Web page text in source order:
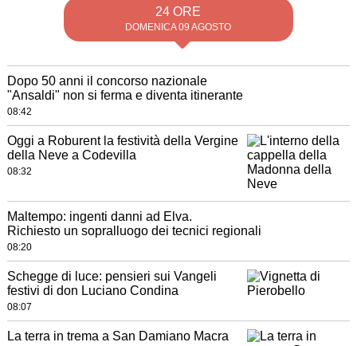
24 ORE
DOMENICA 09 AGOSTO
Dopo 50 anni il concorso nazionale
"Ansaldi" non si ferma e diventa itinerante
08:42
Oggi a Roburent la festività della Vergine
della Neve a Codevilla
08:32
Maltempo: ingenti danni ad Elva.
Richiesto un sopralluogo dei tecnici regionali
08:20
Schegge di luce: pensieri sui Vangeli
festivi di don Luciano Condina
08:07
La terra in trema a San Damiano Macra